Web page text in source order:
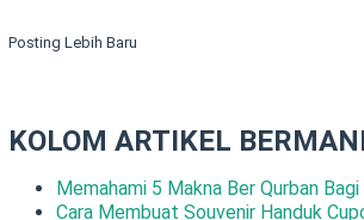
Posting Lebih Baru
KOLOM ARTIKEL
Memahami 5 Makna Ber Qurban
Cara Membuat Souvenir Handuk